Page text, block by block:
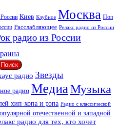
Киев Клубное Москва Поп
Расслабляющее Релакс радио из России
радио из России
радио Звезды
радио МедиаМузыка
хип-хопа и рэпа Радио с классической
отечественной и западной
радио для тех, кто хочет